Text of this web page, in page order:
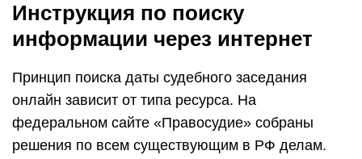
Инструкция по поиску
информации через интернет
Принцип поиска даты судебного заседания
онлайн зависит от типа ресурса. На
федеральном сайте «Правосудие» собраны
решения по всем существующим в РФ делам.